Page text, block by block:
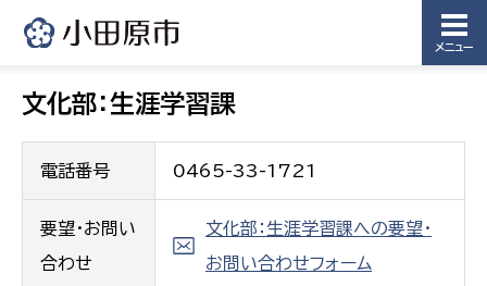
メニュー
文化部：生涯学習課
電話番号 0465-33-1721
要望・お問い
合わせ
文化部：生涯学習課への要望・
お問い合わせフォーム